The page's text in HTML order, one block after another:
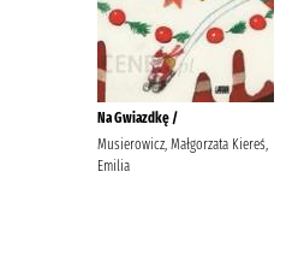
Na Gwiazdkę /
Musierowicz, Małgorzata Kiereś,
Emilia